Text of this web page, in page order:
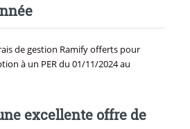
de gestion Ramify offerts pour
à un PER du 01/11/2024 au
excellente offre de